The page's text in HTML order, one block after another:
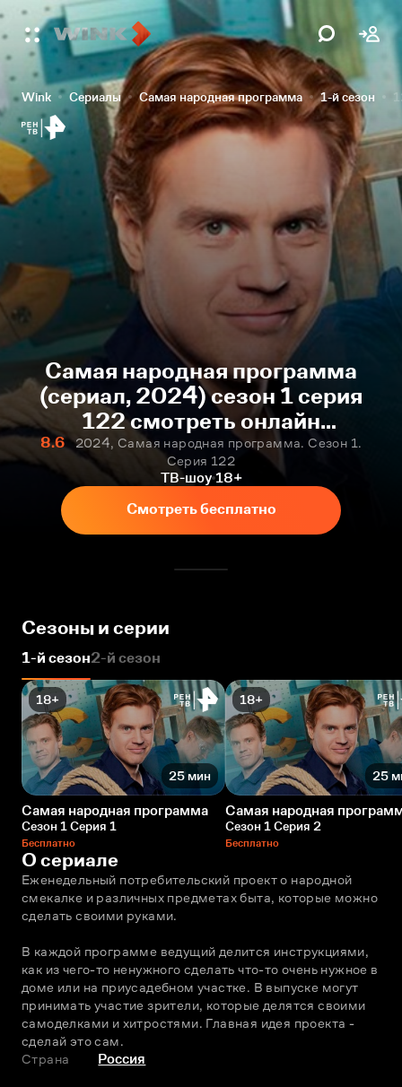
Wink Сериалы Самая народная программа 1-й сезон
Самая народная программа
(сериал, 2024) сезон 1 серия
122 смотреть онлайн
бесплатно
8.6
2024, Самая народная программа. Сезон 1.
Серия 122
ТВ-шоу 18+
Смотреть бесплатно
Сезоны и серии
1-й сезон2-й сезон
18+
25 мин
Самая народная программа
Сезон 1 Серия 1
Бесплатно
18+
25
Самая народная
Сезон 1 Серия 2
Бесплатно
О сериале
Еженедельный потребительский проект о народной
смекалке и различных предметах быта, которые можно
сделать своими руками.
В каждой программе ведущий делится инструкциями,
как из чего-то ненужного сделать что-то очень нужное в
доме или на приусадебном участке. В выпуске могут
принимать участие зрители, которые делятся своими
самоделками и хитростями. Главная идея проекта -
сделай это сам.
Страна
Россия